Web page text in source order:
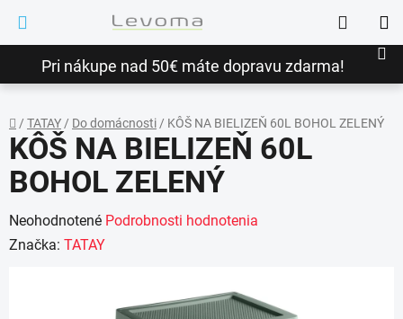
obsah
Pri nákupe nad 50€ máte dopravu zdarma!
Hľadať
Domov
/ TATAY/ Do domácnosti/ KÔŠ NA BIELIZEŇ 60L BOHOL ZELENÝ
KÔŠ NA BIELIZEŇ 60L
BOHOL ZELENÝ
Priemerné
hodnotenie
Neohodnotené Podrobnosti hodnotenia
Značka: TATAY